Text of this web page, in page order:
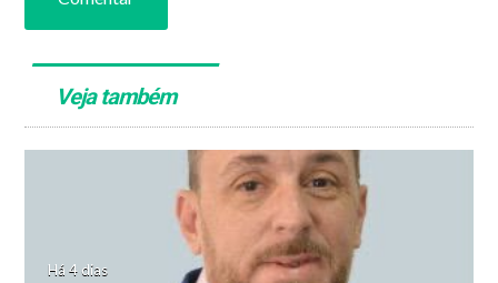
Veja também
Há 4 dias